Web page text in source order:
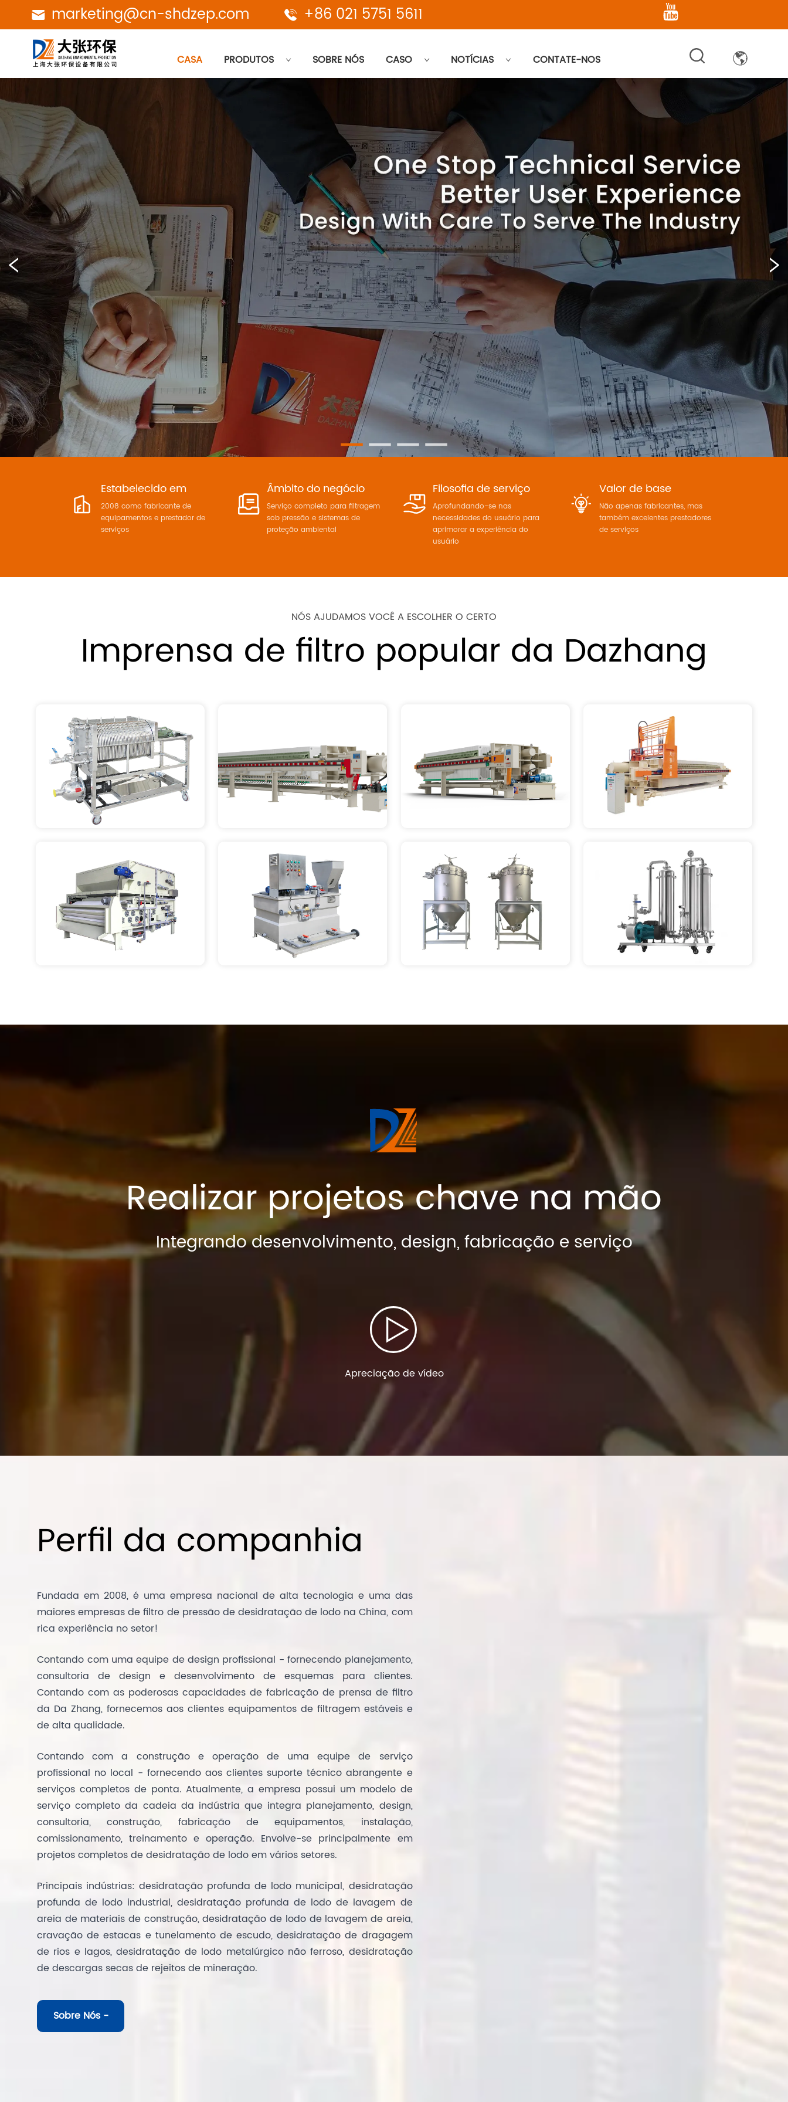
marketing@cn-shdzep.com +86 021 5751 5611
CASA PRODUTOS SOBRE NÓS CASO NOTÍCIAS CONTATE-NOS
Estabelecido em
2008 como fabricante de
equipamentos e prestador de
serviços
Âmbito do negócio
Serviço completo para filtragem
sob pressão e sistemas de
proteção ambiental
Filosofia de serviço
Aprofundando-se nas
necessidades do usuário para
aprimorar a experiência do
usuário
Valor de base
Não apenas fabricantes, mas
também excelentes prestadores
de serviços
NÓS AJUDAMOS VOCÊ A ESCOLHER O CERTO
Imprensa de filtro popular da Dazhang
INFORMAÇÃO
CONSULTE MAIS
INFORMAÇÃO
INFORMAÇÃO
INFORMAÇÃO
Realizar projetos chave na mão
Integrando desenvolvimento, design, fabricação e serviço
Apreciação de vídeo
Perfil da companhia
Fundada em 2008, é uma empresa nacional de alta tecnologia e uma das
maiores empresas de filtro de pressão de desidratação de lodo na China, com
rica experiência no setor!
Contando com uma equipe de design profissional - fornecendo planejamento,
consultoria de design e desenvolvimento de esquemas para clientes.
Contando com as poderosas capacidades de fabricação de prensa de filtro
da Da Zhang, fornecemos aos clientes equipamentos de filtragem estáveis e
de alta qualidade.
Contando com a construção e operação de uma equipe de serviço
profissional no local - fornecendo aos clientes suporte técnico abrangente e
serviços completos de ponta. Atualmente, a empresa possui um modelo de
serviço completo da cadeia da indústria que integra planejamento, design,
consultoria, construção, fabricação de equipamentos, instalação,
comissionamento, treinamento e operação. Envolve-se principalmente em
projetos completos de desidratação de lodo em vários setores.
Principais indústrias: desidratação profunda de lodo municipal, desidratação
profunda de lodo industrial, desidratação profunda de lodo de lavagem de
areia de materiais de construção, desidratação de lodo de lavagem de areia,
cravação de estacas e tunelamento de escudo, desidratação de dragagem
de rios e lagos, desidratação de lodo metalúrgico não ferroso, desidratação
de descargas secas de rejeitos de mineração.
Sobre Nós -